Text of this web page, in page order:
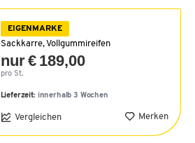
EIGENMARKE
Sackkarre, Vollgummireifen
nur € 189,00
pro St.
Lieferzeit: innerhalb 3 Wochen
Vergleichen Merken